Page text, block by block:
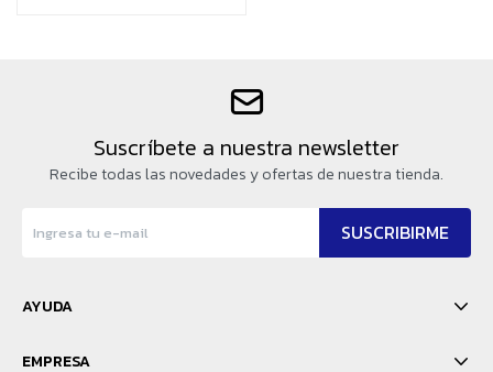
Suscríbete a nuestra newsletter
Recibe todas las novedades y ofertas de nuestra tienda.
SUSCRIBIRME
AYUDA
EMPRESA